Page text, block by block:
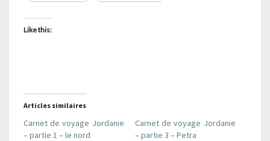
Like this:
Articles similaires
Carnet de voyage Jordanie
– partie 1 – le nord
Carnet de voyage Jordanie
– partie 3 – Petra